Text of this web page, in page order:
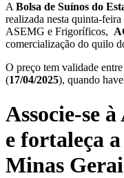
ABolsa de Suínos do
realizada nesta quinta-feira
ASEMG e Frigoríficos,
comercialização do quilo
O preço tem validade
(17/04/2025), quando
Associe-se à
e fortaleça
Minas